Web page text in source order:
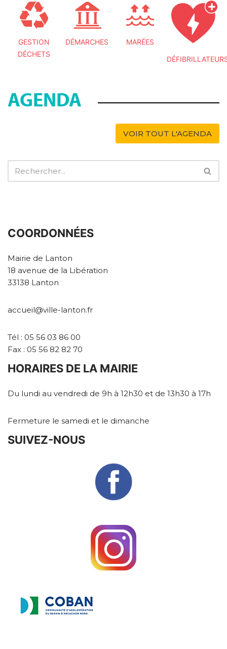
GESTION
DÉCHETS
DÉMARCHES MARÉES
AGENDA
VOIR TOUT L'AGENDA
COORDONNÉES
Mairie de Lanton
18 avenue de la Libération
33138 Lanton
accueil@ville-lanton.fr
Tél : 05 56 03 86 00
Fax : 05 56 82 82 70
HORAIRES DE LA MAIRIE
Du lundi au vendredi de 9h à 12h30 et de 13h30 à 17h
Fermeture le samedi et le dimanche
SUIVEZ-NOUS